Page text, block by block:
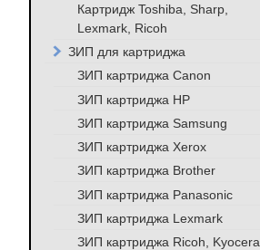
Картридж Toshiba, Sharp,
Lexmark, Ricoh
ЗИП для картриджа
ЗИП картриджа Canon
ЗИП картриджа HP
ЗИП картриджа Samsung
ЗИП картриджа Xerox
ЗИП картриджа Brother
ЗИП картриджа Panasonic
ЗИП картриджа Lexmark
ЗИП картриджа Ricoh, Kyocera,